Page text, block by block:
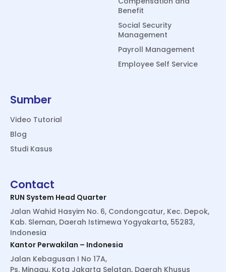
Benefit
Social Security
Management
Payroll Management
Employee Self Service
Sumber
Video Tutorial
Blog
Studi Kasus
Contact
RUN System Head Quarter
Jalan Wahid Hasyim No. 6, Condongcatur, Kec. Depok,
Kab. Sleman, Daerah Istimewa Yogyakarta, 55283,
Indonesia
Kantor Perwakilan – Indonesia
Jalan Kebagusan I No 17A,
Ps. Minggu, Kota Jakarta Selatan, Daerah Khusus